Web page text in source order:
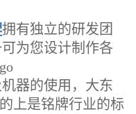
拥有独立的研发团
为您设计制作各
器的使用，大东
上是铭牌行业的标